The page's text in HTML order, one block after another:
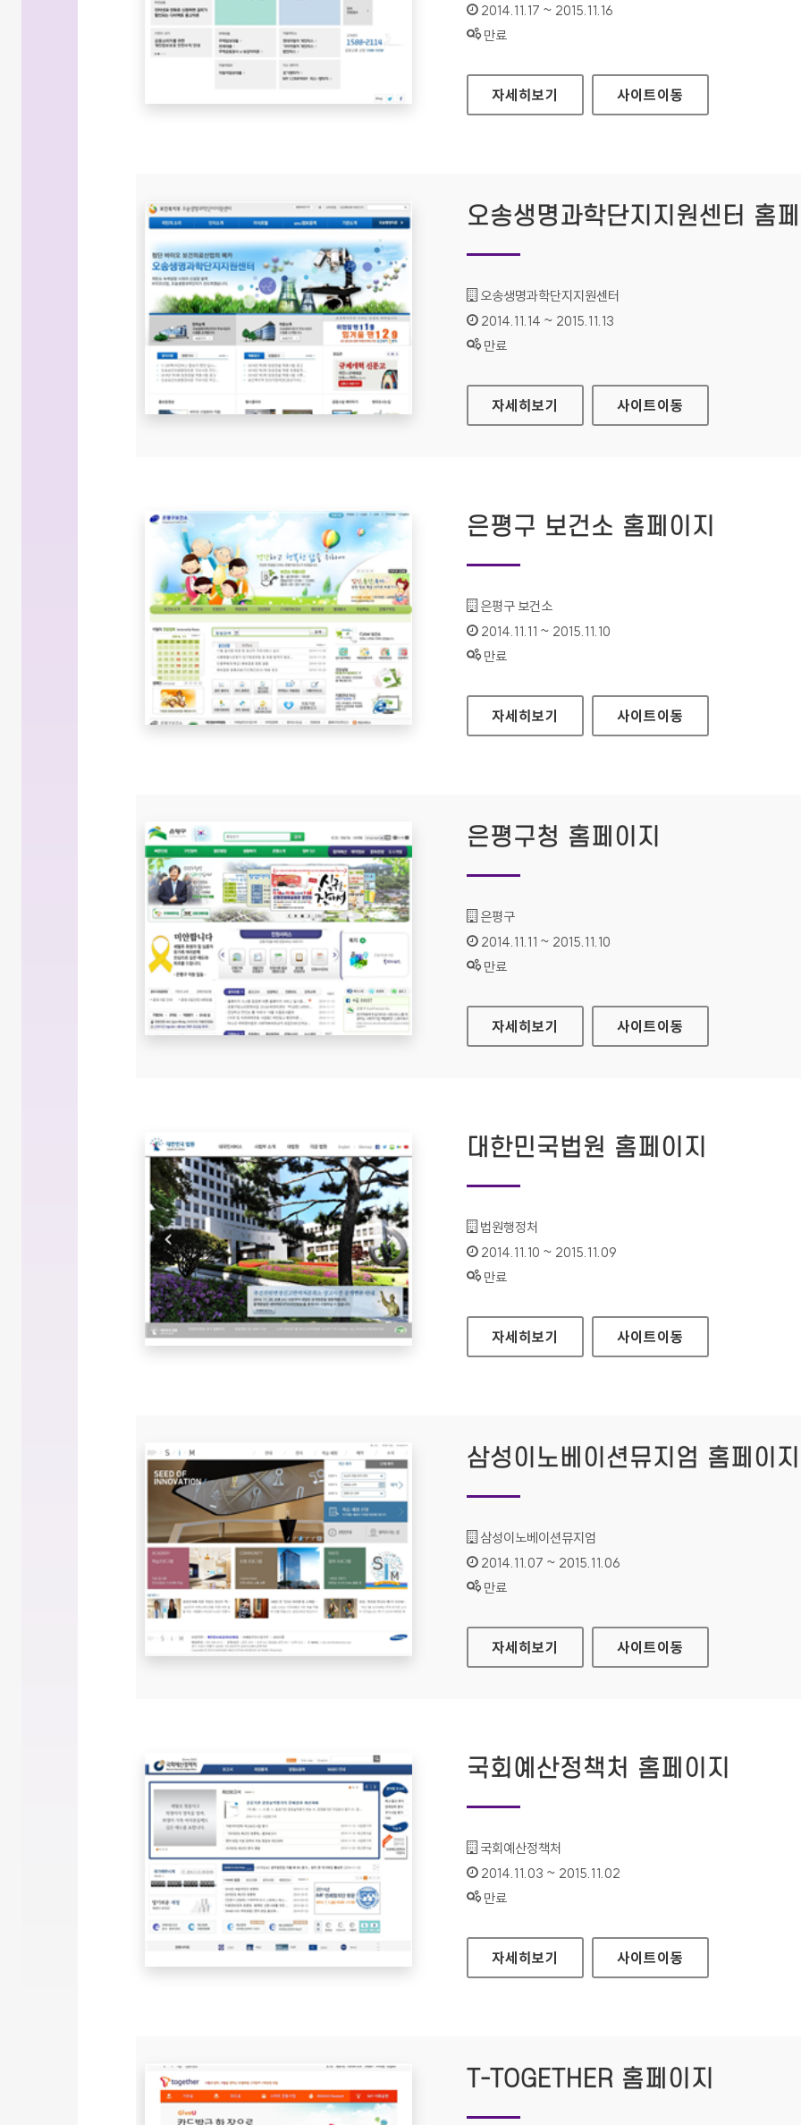
인증기간 :
2014.11.17 ~ 2015.11.16
상태 :
만료
현대캐피탈 홈페이지
자세히보기 사이트이동
오송생명과학단지지원센터 홈
기관명 :
오송생명과학단지지원센터
인증기간 :
2014.11.14 ~ 2015.11.13
상태 :
만료
오송생명과학단지지원센터 홈페이지
자세히보기 사이트이동
은평구 보건소 홈페이지
기관명 :
은평구 보건소
인증기간 :
2014.11.11 ~ 2015.11.10
상태 :
만료
은평구 보건소 홈페이지
자세히보기 사이트이동
은평구청 홈페이지
기관명 :
은평구
인증기간 :
2014.11.11 ~ 2015.11.10
상태 :
만료
은평구청 홈페이지
자세히보기 사이트이동
대한민국법원 홈페이지
기관명 :
법원행정처
인증기간 :
2014.11.10 ~ 2015.11.09
상태 :
만료
대한민국법원 홈페이지
자세히보기 사이트이동
삼성이노베이션뮤지엄 홈페이지
기관명 :
삼성이노베이션뮤지엄
인증기간 :
2014.11.07 ~ 2015.11.06
상태 :
만료
삼성이노베이션뮤지엄 홈페이지
자세히보기 사이트이동
국회예산정책처 홈페이지
기관명 :
국회예산정책처
인증기간 :
2014.11.03 ~ 2015.11.02
상태 :
만료
국회예산정책처 홈페이지
자세히보기 사이트이동
T-TOGETHER 홈페이지